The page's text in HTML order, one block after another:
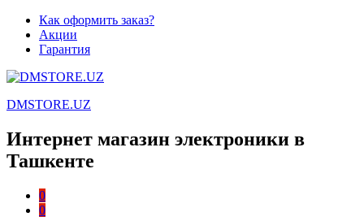
Как оформить заказ?
Акции
Гарантия
DMSTORE.UZ
Интернет магазин электроники в
Ташкенте
0
0